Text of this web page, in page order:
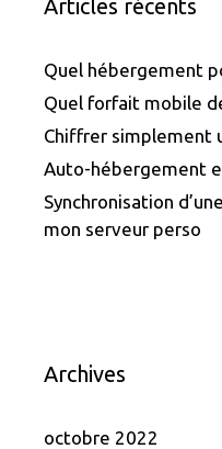
Articles récents
Quel hébergement
Quel forfait mobile
Chiffrer simplement
Auto-hébergement
Synchronisation
mon serveur perso
Archives
octobre 2022